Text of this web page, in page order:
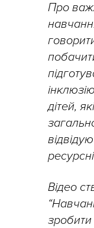
Про
дітей,
Відео